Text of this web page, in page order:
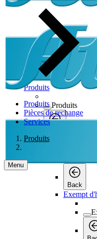
Produits
Pièces de rechange
Services
Produits
Menu
Produits
Produits
Compresseurs à
Back
Exempt